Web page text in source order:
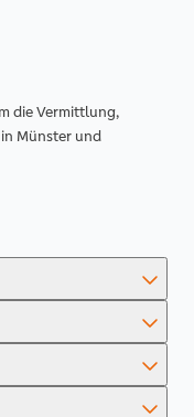
die Vermittlung,
Münster und